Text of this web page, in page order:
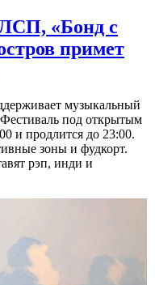
«Бонд с
примет
музыкальный
под открытым
и продлится до 23:00.
зоны и фудкорт.
рэп, инди и